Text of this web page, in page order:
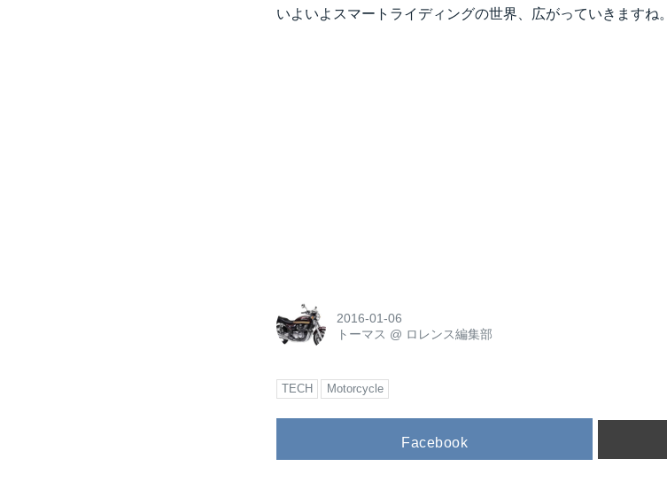
いよいよスマートライディングの世界、広がっていきますね。
2016-01-06
トーマス @ ロレンス編集部
TECH Motorcycle
Facebook